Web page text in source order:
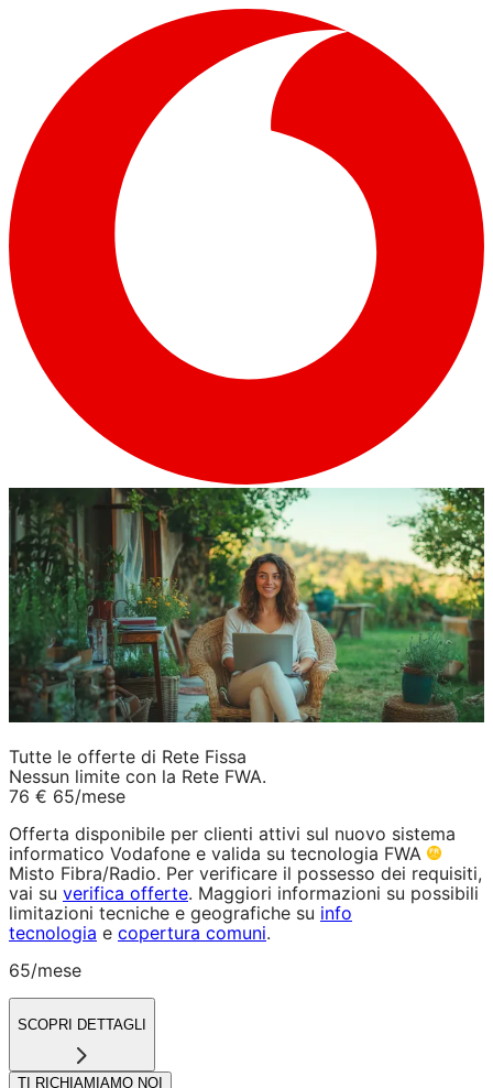
Tutte le offerte di Rete Fissa
Nessun limite con la Rete FWA.
76 € 65/mese
Offerta disponibile per clienti attivi sul nuovo sistema
informatico Vodafone e valida su tecnologia FWA
Misto Fibra/Radio. Per verificare il possesso dei requisiti,
vai su verifica offerte. Maggiori informazioni su possibili
limitazioni tecniche e geografiche su info
tecnologia e copertura comuni.
65/mese
SCOPRI DETTAGLI
TI RICHIAMIAMO NOI